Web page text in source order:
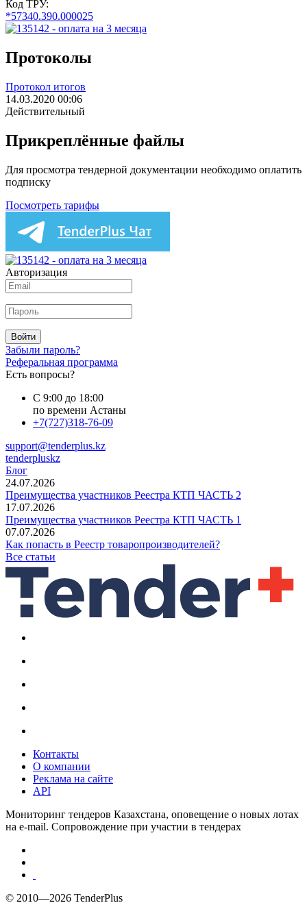
Код ТРУ:
*57340.390.000025
Протоколы
Протокол итогов
14.03.2020 00:06
Действительный
Прикреплённые файлы
Для просмотра тендерной документации необходимо оплатить
подписку
Посмотреть тарифы
Авторизация
Войти
Забыли пароль?
Реферальная программа
Есть вопросы?
С 9:00 до 18:00
по времени Астаны
+7(727)318-76-09
support@tenderplus.kz
tenderpluskz
Блог
24.07.2026
Преимущества участников Реестра КТП ЧАСТЬ 2
17.07.2026
Преимущества участников Реестра КТП ЧАСТЬ 1
07.07.2026
Как попасть в Реестр товаропроизводителей?
Все статьи
Контакты
О компании
Реклама на сайте
API
Мониторинг тендеров Казахстана, оповещение о новых лотах
на e-mail. Сопровождение при участии в тендерах
© 2010—2026 TenderPlus